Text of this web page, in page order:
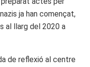
ja han començat,
al llarg del 2020 a
de reflexió al centre